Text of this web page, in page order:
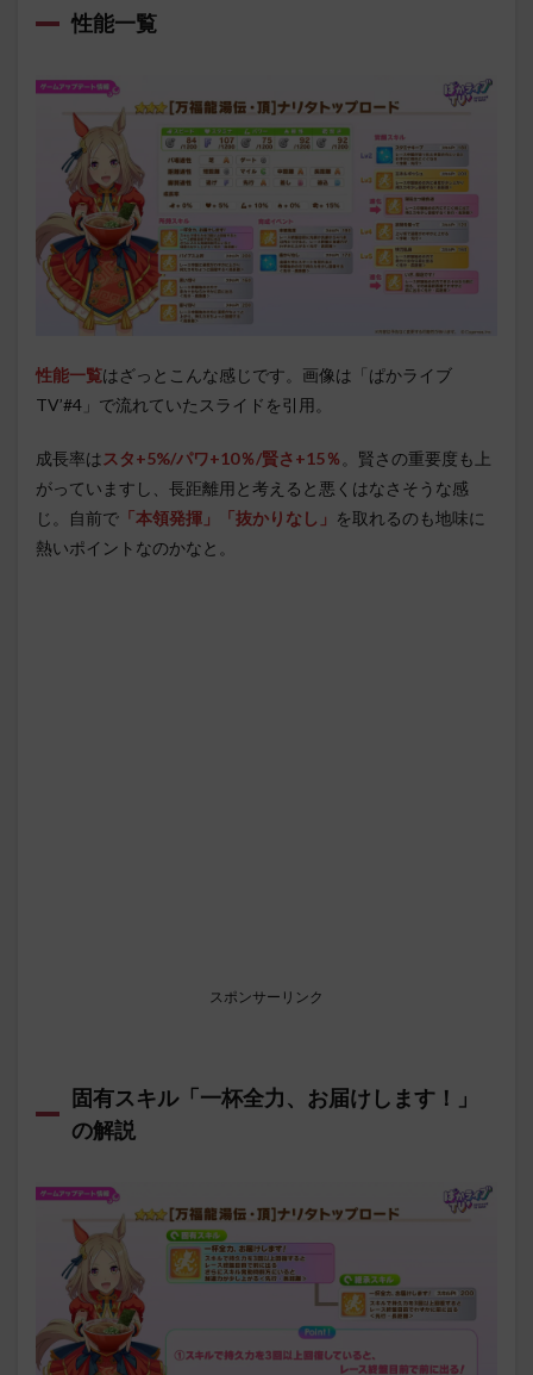
性能一覧
性能一覧はざっとこんな感じです。画像は「ぱかライブ
TV’#4」で流れていたスライドを引用。
成長率は スタ+5%/パワ+10％/賢さ+15％ 。賢さの重要度も上
がっていますし、長距離用と考えると悪くはなさそうな感
じ。自前で 「本領発揮」 「抜かりなし」 を取れるのも地味に
熱いポイントなのかなと。
スポンサーリンク
固有スキル「一杯全力、お届けします！」
の解説